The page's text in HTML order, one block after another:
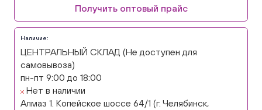
Получить оптовый прайс
Наличие:
ЦЕНТРАЛЬНЫЙ СКЛАД (Не доступен для
самовывоза)
пн-пт 9:00 до 18:00
Нет в наличии
Алмаз 1. Копейское шоссе 64/1 (г. Челябинск,